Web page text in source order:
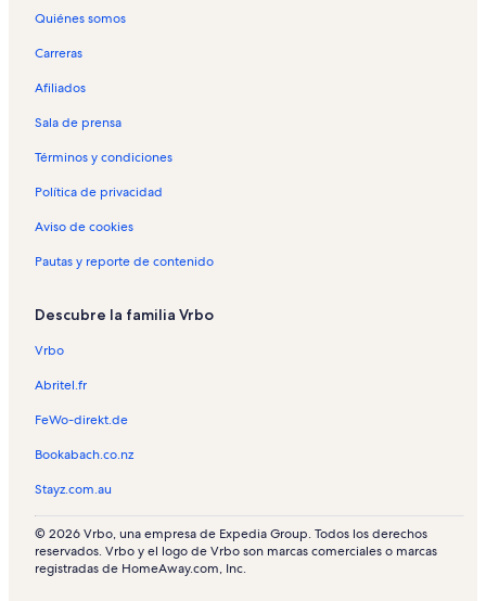
Quiénes somos
Carreras
Afiliados
Sala de prensa
Términos y condiciones
Política de privacidad
Aviso de cookies
Pautas y reporte de contenido
Descubre la familia Vrbo
Vrbo
Abritel.fr
FeWo-direkt.de
Bookabach.co.nz
Stayz.com.au
© 2026 Vrbo, una empresa de Expedia Group. Todos los derechos
reservados. Vrbo y el logo de Vrbo son marcas comerciales o marcas
registradas de HomeAway.com, Inc.